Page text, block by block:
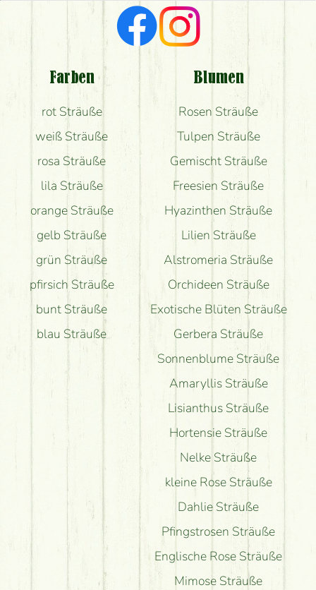
Ich suche rote Rosen, hast du welche?
Welche Rückmeldungen bekomme ich zum
Blumenversand?
Bekomme ich wirklich, was auf dem Bild zu sehen
Farben
rot Sträuße
weiß Sträuße
rosa Sträuße
lila Sträuße
orange Sträuße
gelb Sträuße
grün Sträuße
pfirsich Sträuße
bunt Sträuße
blau Sträuße
Blumen
Rosen Sträuße
Tulpen Sträuße
Gemischt Sträuße
Freesien Sträuße
Hyazinthen Sträuße
Lilien Sträuße
Alstromeria Sträuße
Orchideen Sträuße
Exotische Blüten Sträuße
Gerbera Sträuße
Sonnenblume Sträuße
Amaryllis Sträuße
Lisianthus Sträuße
Hortensie Sträuße
Nelke Sträuße
kleine Rose Sträuße
Dahlie Sträuße
Pfingstrosen Sträuße
Englische Rose Sträuße
Mimose Sträuße